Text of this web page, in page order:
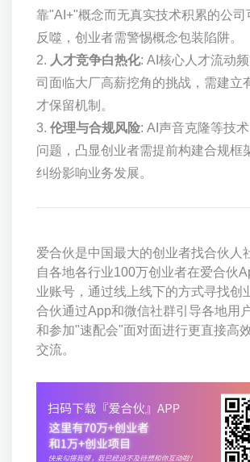
靠"AI+"概念而无真实技术积累的公司
反噬，创业者需警惕概念包装陷阱。
2. 人才竞争白热化: AI核心人才流动
司面临大厂高薪挖角的挑战，需建立
才保留机制。
3. 伦理与合规风险: AI声音克隆等技
问题，凸显创业者需提前构建合规框
纠纷影响业务发展。
爱合伙是中国最大的创业者找合伙人
自各地各行业100万创业者在爱合伙
业账号，通过线上线下的方式寻找创
合伙通过App和微信社群引导各地用
和参加"速配会"面对面进行更直接高
交流。